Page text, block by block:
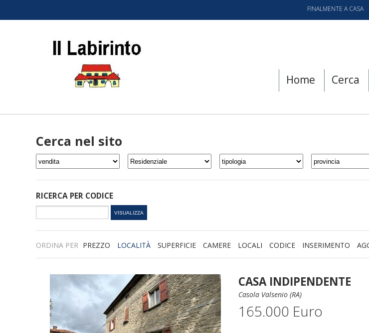
FINALMENTE A CASA
Home Cerca
Cerca nel sito
RICERCA PER CODICE
ORDINA PER PREZZO LOCALITÀ SUPERFICIE CAMERE LOCALI CODICE INSERIMENTO
CASA INDIPENDENTE
Casola Valsenio (RA)
165.000 Euro